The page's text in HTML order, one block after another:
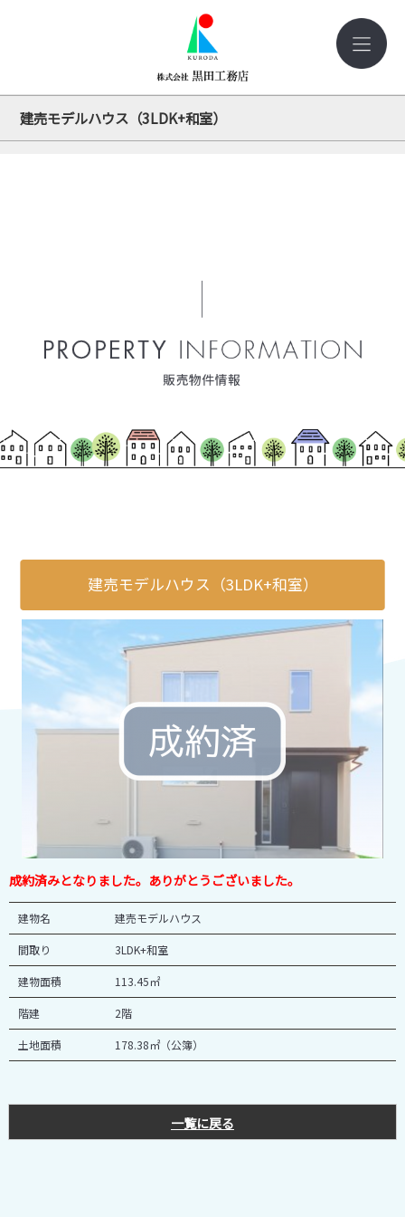
建売モデルハウス（3LDK+和室）
建売モデルハウス（3LDK+和室）
成約済みとなりました。ありがとうございました。
建物名 建売モデルハウス
間取り 3LDK+和室
建物面積 113.45㎡
階建 2階
土地面積 178.38㎡（公簿）
一覧に戻る